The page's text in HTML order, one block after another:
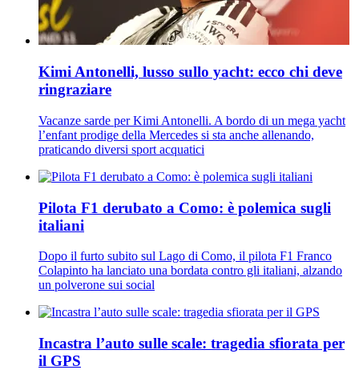
Kimi Antonelli, lusso sullo yacht: ecco chi deve
ringraziare
Vacanze sarde per Kimi Antonelli. A bordo di un mega yacht
l’enfant prodige della Mercedes si sta anche allenando,
praticando diversi sport acquatici
Pilota F1 derubato a Como: è polemica sugli
italiani
Dopo il furto subito sul Lago di Como, il pilota F1 Franco
Colapinto ha lanciato una bordata contro gli italiani, alzando
un polverone sui social
Incastra l’auto sulle scale: tragedia sfiorata per
il GPS